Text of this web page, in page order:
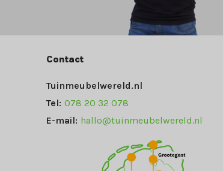
Contact
Tuinmeubelwereld.nl
Tel: 078 20 32 078
E-mail: hallo@tuinmeubelwereld.nl